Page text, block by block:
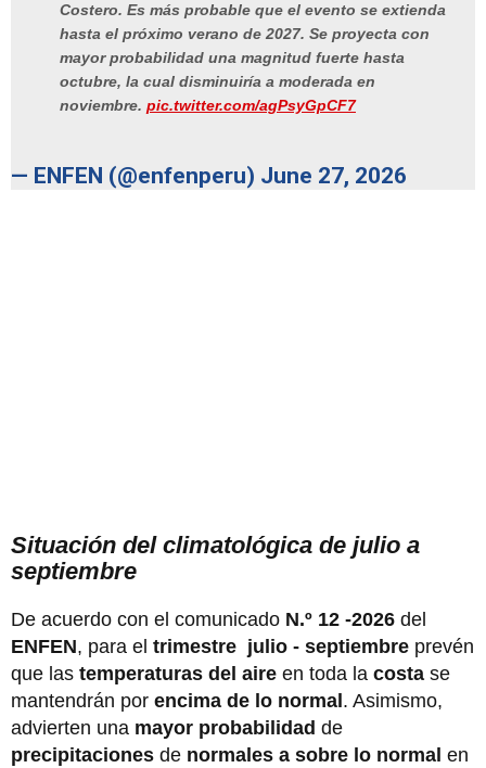
Costero. Es más probable que el evento se extienda
hasta el próximo verano de 2027. Se proyecta con
mayor probabilidad una magnitud fuerte hasta
octubre, la cual disminuiría a moderada en
noviembre. pic.twitter.com/agPsyGpCF7
— ENFEN (@enfenperu) June 27, 2026
Situación del climatológica de julio a
septiembre
De acuerdo con el comunicado N.º 12 -2026 del
ENFEN, para el trimestre julio - septiembre prevén
que las temperaturas del aire en toda la costa se
mantendrán por encima de lo normal . Asimismo,
advierten una mayor probabilidad de
precipitaciones de normales a sobre lo normal en